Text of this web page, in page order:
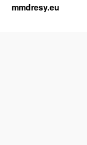
mmdresy.eu